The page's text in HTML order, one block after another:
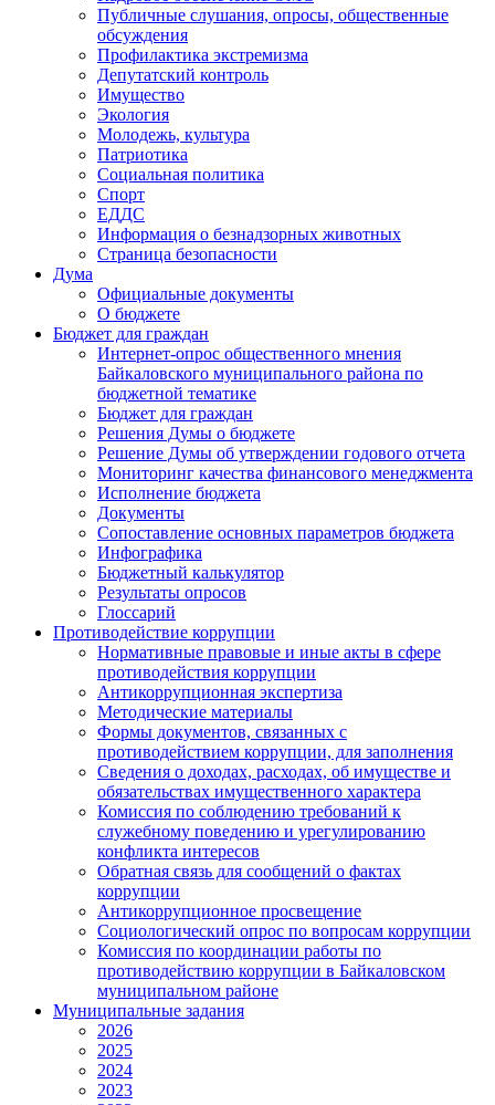
Публичные слушания, опросы, общественные
обсуждения
Профилактика экстремизма
Депутатский контроль
Имущество
Экология
Молодежь, культура
Патриотика
Социальная политика
Спорт
ЕДДС
Информация о безнадзорных животных
Страница безопасности
Дума
Официальные документы
О бюджете
Бюджет для граждан
Интернет-опрос общественного мнения
Байкаловского муниципального района по
бюджетной тематике
Бюджет для граждан
Решения Думы о бюджете
Решение Думы об утверждении годового отчета
Мониторинг качества финансового менеджмента
Исполнение бюджета
Документы
Сопоставление основных параметров бюджета
Инфографика
Бюджетный калькулятор
Результаты опросов
Глоссарий
Противодействие коррупции
Нормативные правовые и иные акты в сфере
противодействия коррупции
Антикоррупционная экспертиза
Методические материалы
Формы документов, связанных с
противодействием коррупции, для заполнения
Сведения о доходах, расходах, об имуществе и
обязательствах имущественного характера
Комиссия по соблюдению требований к
служебному поведению и урегулированию
конфликта интересов
Обратная связь для сообщений о фактах
коррупции
Антикоррупционное просвещение
Социологический опрос по вопросам коррупции
Комиссия по координации работы по
противодействию коррупции в Байкаловском
муниципальном районе
Муниципальные задания
2026
2025
2024
2023